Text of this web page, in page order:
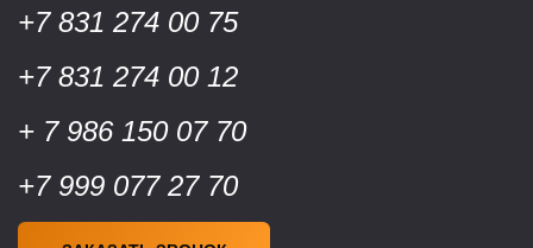
+7 831 274 00 75
+7 831 274 00 12
+ 7 986 150 07 70
+7 999 077 27 70